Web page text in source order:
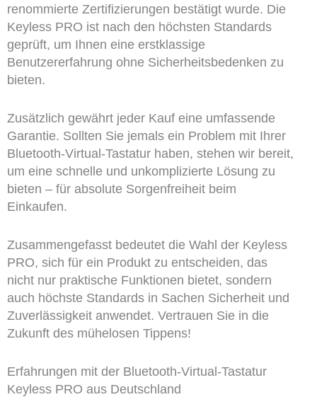
renommierte Zertifizierungen bestätigt wurde. Die
Keyless PRO ist nach den höchsten Standards
geprüft, um Ihnen eine erstklassige
Benutzererfahrung ohne Sicherheitsbedenken zu
bieten.
Zusätzlich gewährt jeder Kauf eine umfassende
Garantie. Sollten Sie jemals ein Problem mit Ihrer
Bluetooth-Virtual-Tastatur haben, stehen wir bereit,
um eine schnelle und unkomplizierte Lösung zu
bieten – für absolute Sorgenfreiheit beim
Einkaufen.
Zusammengefasst bedeutet die Wahl der Keyless
PRO, sich für ein Produkt zu entscheiden, das
nicht nur praktische Funktionen bietet, sondern
auch höchste Standards in Sachen Sicherheit und
Zuverlässigkeit anwendet. Vertrauen Sie in die
Zukunft des mühelosen Tippens!
Erfahrungen mit der Bluetooth-Virtual-Tastatur
Keyless PRO aus Deutschland